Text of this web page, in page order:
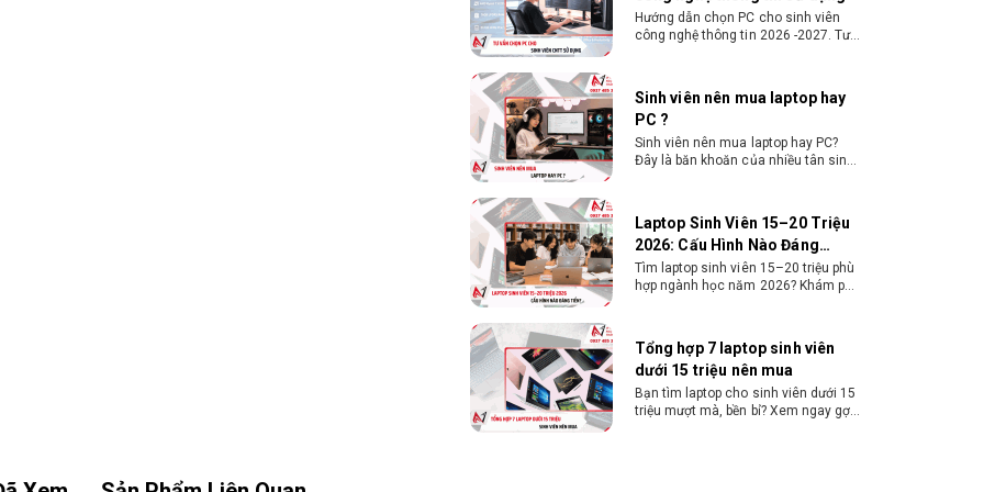
Hướng dẫn chọn PC cho sinh viên
công nghệ thông tin 2026 -2027. Tư
vấn cấu hình học lập trình, chạy
PC ?
Đây là băn khoăn của nhiều tân sinh
viên khi chọn máy học tập. Xem
2026: Cấu Hình Nào Đáng
Tiền?
Tìm laptop sinh viên 15–20 triệu phù
hợp ngành học năm 2026? Khám phá
cách chọn cấu hình, RAM, SSD, màn
dưới 15 triệu nên mua
Bạn tìm laptop cho sinh viên dưới 15
triệu mượt mà, bền bỉ? Xem ngay gợi
ý các thương hiệu laptop bền, cấu